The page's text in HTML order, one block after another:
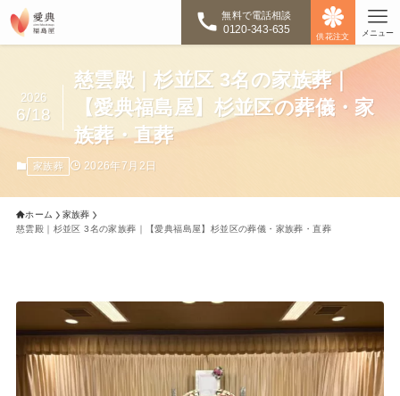
無料で電話相談
0120-343-635
供花注文 メニュー
慈雲殿｜杉並区 3名の家族葬｜
【愛典福島屋】杉並区の葬儀・家
族葬・直葬
2026
6/18
家族葬 2026年7月2日
ホーム
家族葬
慈雲殿｜杉並区 3名の家族葬｜【愛典福島屋】杉並区の葬儀・家族葬・直葬